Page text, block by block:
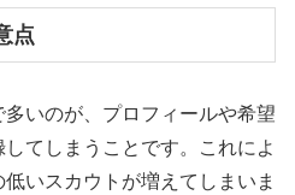
点
いのが、プロフィールや希望
てしまうことです。これによ
いスカウトが増えてしまいま